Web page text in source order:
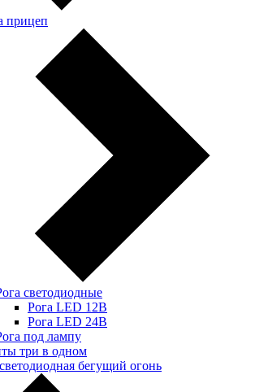
прицеп
светодиодные
Рога LED 12В
Рога LED 24В
под лампу
три в одном
бегущий огонь